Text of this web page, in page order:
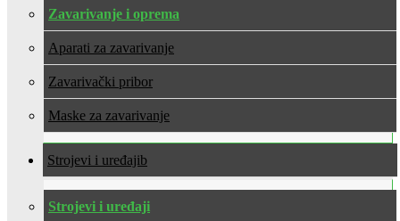
Zavarivanje i oprema
Aparati za zavarivanje
Zavarivački pribor
Maske za zavarivanje
Strojevi i uređaji
Strojevi i uređaji